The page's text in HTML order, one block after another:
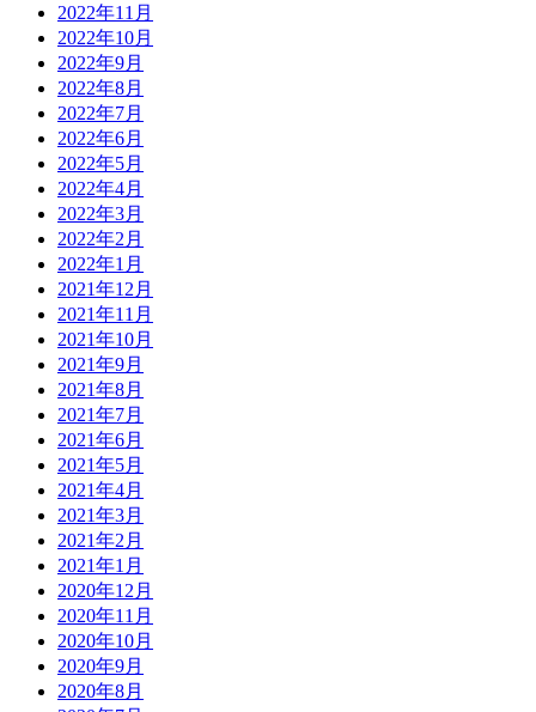
2022年11月
2022年10月
2022年9月
2022年8月
2022年7月
2022年6月
2022年5月
2022年4月
2022年3月
2022年2月
2022年1月
2021年12月
2021年11月
2021年10月
2021年9月
2021年8月
2021年7月
2021年6月
2021年5月
2021年4月
2021年3月
2021年2月
2021年1月
2020年12月
2020年11月
2020年10月
2020年9月
2020年8月